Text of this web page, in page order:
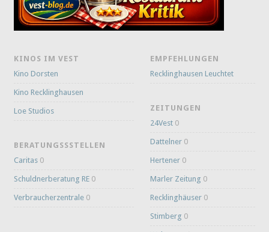
KINOS IM VEST
Kino Dorsten
Kino Recklinghausen
Loe Studios
BERATUNGSSSTELLEN
Caritas 0
Schuldnerberatung RE 0
Verbraucherzentrale 0
EMPFEHLUNGEN
Recklinghausen Leuchtet
ZEITUNGEN
24Vest 0
Dattelner 0
Hertener 0
Marler Zeitung 0
Recklinghäuser 0
Stimberg 0